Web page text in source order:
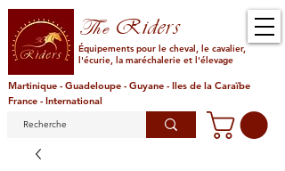
TheRiders
Équipements pour le cheval, le cavalier,
l'écurie, la maréchalerie et l'élevage
Martinique - Guadeloupe - Guyane - Iles de la Caraïbe
France - International